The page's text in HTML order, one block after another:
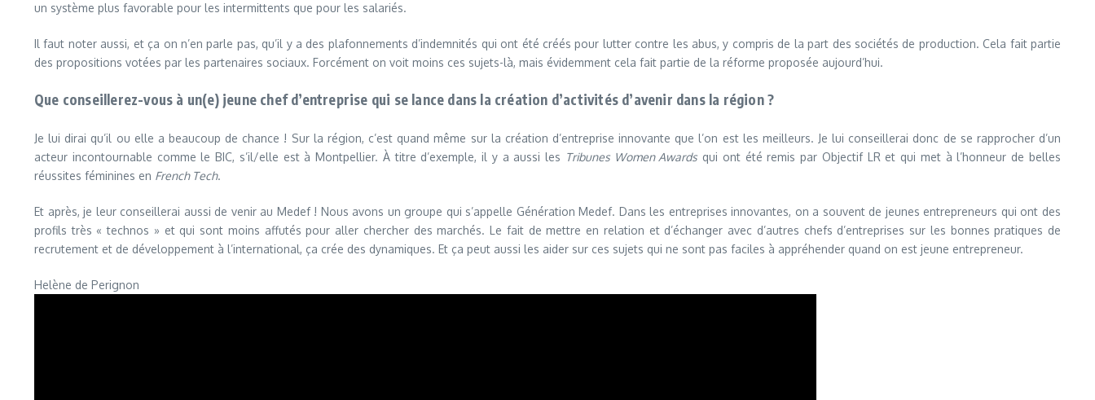
un système plus favorable pour les intermittents que pour les salariés.
Il faut noter aussi, et ça on n’en parle pas, qu’il y a des plafonnements d’indemnités qui ont été créés pour lutter contre les abus, y compris de la part des sociétés de production. Cela fait partie
des propositions votées par les partenaires sociaux. Forcément on voit moins ces sujets-là, mais évidemment cela fait partie de la réforme proposée aujourd’hui.
Que conseillerez-vous à un(e) jeune chef d’entreprise qui se lance dans la création d’activités d’avenir dans la région ?
Je lui dirai qu’il ou elle a beaucoup de chance ! Sur la région, c’est quand même sur la création d’entreprise innovante que l’on est les meilleurs. Je lui conseillerai donc de se rapprocher d’un
acteur incontournable comme le BIC, s’il/elle est à Montpellier. À titre d’exemple, il y a aussi les Tribunes Women Awards qui ont été remis par Objectif LR et qui met à l’honneur de belles
réussites féminines en French Tech.
Et après, je leur conseillerai aussi de venir au Medef ! Nous avons un groupe qui s’appelle Génération Medef. Dans les entreprises innovantes, on a souvent de jeunes entrepreneurs qui ont des
profils très « technos » et qui sont moins affutés pour aller chercher des marchés. Le fait de mettre en relation et d’échanger avec d’autres chefs d’entreprises sur les bonnes pratiques de
recrutement et de développement à l’international, ça crée des dynamiques. Et ça peut aussi les aider sur ces sujets qui ne sont pas faciles à appréhender quand on est jeune entrepreneur.
Helène de Perignon